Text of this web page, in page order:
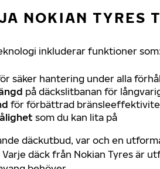
NOKIAN TYRES
inkluderar funktioner
säker hantering under alla
på däckslitbanan för
för förbättrad
som du kan lita på
däckutbud, var och en
däck från Nokian Tyres är